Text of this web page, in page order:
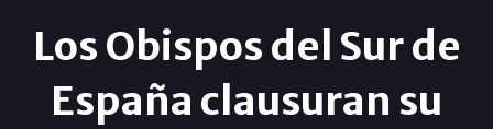
Los Obispos del Sur de
España clausuran su